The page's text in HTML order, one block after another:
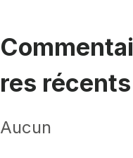
Commentai
res récents
Aucun